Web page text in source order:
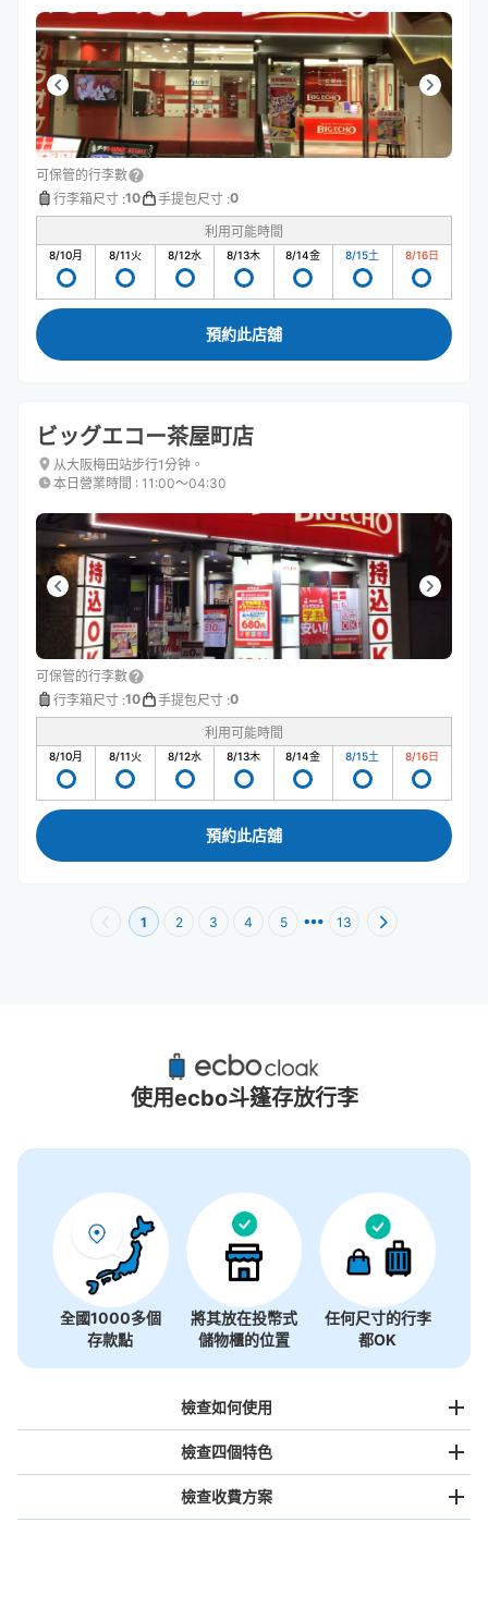
可保管的行李數
行李箱尺寸 :10 手提包尺寸 :0
利用可能時間
8/10月 8/11火 8/12水 8/13木 8/14金 8/15土 8/16日
預約此店舖
ビッグエコー茶屋町店
从大阪梅田站步行1分钟。
本日營業時間 : 11:00〜04:30
可保管的行李數
行李箱尺寸 :10 手提包尺寸 :0
利用可能時間
8/10月 8/11火 8/12水 8/13木 8/14金 8/15土 8/16日
預約此店舖
1 2 3 4 5 13
天滿站附近推薦的寄物櫃
4個投幣式置物櫃
使用ecbo斗篷存放行李
全國1000多個
存款點
將其放在投幣式
儲物櫃的位置
任何尺寸的行李
都OK
檢查如何使用
檢查四個特色
檢查收費方案